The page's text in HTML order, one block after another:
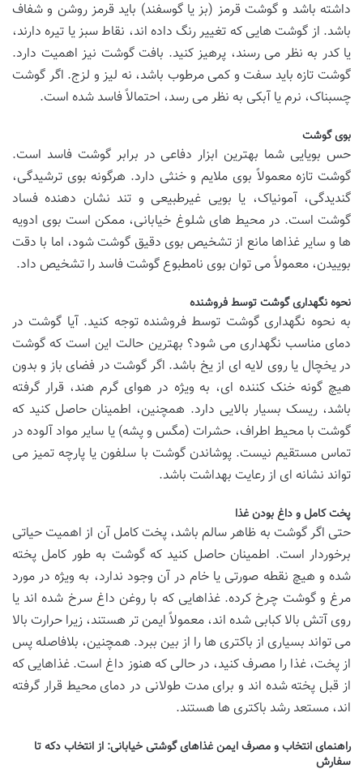
داشته باشد و گوشت قرمز (بز یا گوسفند) باید قرمز روشن و شفاف
باشد. از گوشت هایی که تغییر رنگ داده اند، نقاط سبز یا تیره دارند،
یا کدر به نظر می رسند، پرهیز کنید. بافت گوشت نیز اهمیت دارد.
گوشت تازه باید سفت و کمی مرطوب باشد، نه لیز و لزج. اگر گوشت
چسبناک، نرم یا آبکی به نظر می رسد، احتمالاً فاسد شده است.
بوی گوشت
حس بویایی شما بهترین ابزار دفاعی در برابر گوشت فاسد است.
گوشت تازه معمولاً بوی ملایم و خنثی دارد. هرگونه بوی ترشیدگی،
گندیدگی، آمونیاک، یا بویی غیرطبیعی و تند نشان دهنده فساد
گوشت است. در محیط های شلوغ خیابانی، ممکن است بوی ادویه
ها و سایر غذاها مانع از تشخیص بوی دقیق گوشت شود، اما با دقت
بوییدن، معمولاً می توان بوی نامطبوع گوشت فاسد را تشخیص داد.
نحوه نگهداری گوشت توسط فروشنده
به نحوه نگهداری گوشت توسط فروشنده توجه کنید. آیا گوشت در
دمای مناسب نگهداری می شود؟ بهترین حالت این است که گوشت
در یخچال یا روی لایه ای از یخ باشد. اگر گوشت در فضای باز و بدون
هیچ گونه خنک کننده ای، به ویژه در هوای گرم هند، قرار گرفته
باشد، ریسک بسیار بالایی دارد. همچنین، اطمینان حاصل کنید که
گوشت با محیط اطراف، حشرات (مگس و پشه) یا سایر مواد آلوده در
تماس مستقیم نیست. پوشاندن گوشت با سلفون یا پارچه تمیز می
تواند نشانه ای از رعایت بهداشت باشد.
پخت کامل و داغ بودن غذا
حتی اگر گوشت به ظاهر سالم باشد، پخت کامل آن از اهمیت حیاتی
برخوردار است. اطمینان حاصل کنید که گوشت به طور کامل پخته
شده و هیچ نقطه صورتی یا خام در آن وجود ندارد، به ویژه در مورد
مرغ و گوشت چرخ کرده. غذاهایی که با روغن داغ سرخ شده اند یا
روی آتش بالا کبابی شده اند، معمولاً ایمن تر هستند، زیرا حرارت بالا
می تواند بسیاری از باکتری ها را از بین ببرد. همچنین، بلافاصله پس
از پخت، غذا را مصرف کنید، در حالی که هنوز داغ است. غذاهایی که
از قبل پخته شده اند و برای مدت طولانی در دمای محیط قرار گرفته
اند، مستعد رشد باکتری ها هستند.
راهنمای انتخاب و مصرف ایمن غذاهای گوشتی خیابانی: از انتخاب دکه تا
سفارش